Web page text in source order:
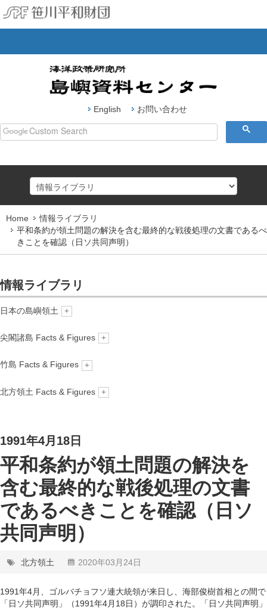
English お問い合わせ
島嶼研究ジャーナル
情報ライブラリ
Home
情報ライブラリ
平和条約が領土問題の解決を含む最終的な戦後処理の文書であるべ
きことを確認（日ソ共同声明）
情報ライブラリ
日本の島嶼領土
概要
尖閣諸島 Facts & Figures
概要
1. 領有権-法と歴史
4. 生態系
5. 産業
6. 環境
竹島 Facts & Figures
概要
3. 海洋・気象
4. 生態系
5. 産業
6. 環境
7. 補足
北方領土 Facts & Figures
1991年4月18日
平和条約が領土問題の解決を
含む最終的な戦後処理の文書
であるべきことを確認（日ソ
共同声明）
北方領土 2020年03月24日
1991年4月、ゴルバチョフソ連大統領が来日し、海部俊樹首相との間で
「日ソ共同声明」（1991年4月18日）が調印された。「日ソ共同声明」